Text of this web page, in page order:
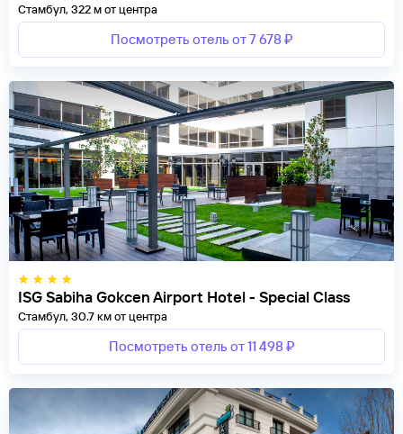
Стамбул, 322 м от центра
Посмотреть отель от 7 678 ₽
ISG Sabiha Gokcen Airport Hotel - Special Class
Стамбул, 30.7 км от центра
Посмотреть отель от 11 498 ₽